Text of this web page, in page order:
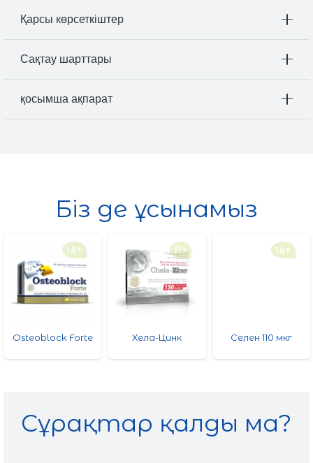
Қарсы көрсеткіштер
Сақтау шарттары
қосымша ақпарат
Біз де ұсынамыз
18+
Osteoblock Forte
11+
Хела-Цинк
18+
Селен 110 мкг
Сұрақтар қалды ма?